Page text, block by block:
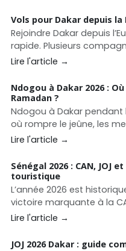
Vols pour Dakar depuis
Rejoindre Dakar depuis
rapide. Plusieurs
directs vers le Sénégal
Lire l'article →
Ndogou à Dakar 2026 :
Ramadan ?
Ndogou à Dakar pendant
où rompre le jeûne, les
Ramadan, plats
Lire l'article →
Sénégal 2026 : CAN, JOJ
touristique
L’année 2026 est
victoire marquante à la
Olympiques de la
une destination
Lire l'article →
JOJ 2026 Dakar : guide